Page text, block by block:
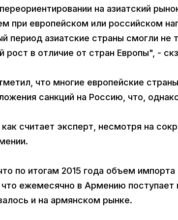
на азиатский
при европейском или российском
период азиатские страны смогли не
рост в отличие от стран Европы", -
что многие европейские
санкций на Россию, что,
считает эксперт, несмотря на
по итогам 2015 года объем импорта
ежемесячно в Армению
и на армянском рынке.